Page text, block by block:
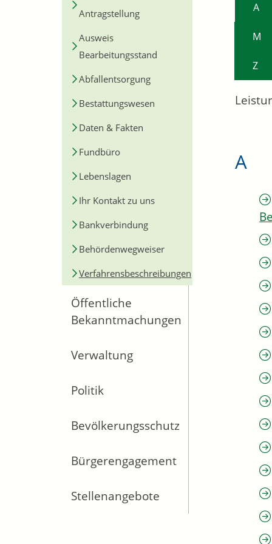
Antragstellung
Ausweis
Bearbeitungsstand
Abfallentsorgung
Bestattungswesen
Daten & Fakten
Fundbüro
Lebenslagen
Ihr Kontakt zu uns
Bankverbindung
Behördenwegweiser
Verfahrensbeschreibungen
Öffentliche
Bekanntmachungen
Verwaltung
Politik
Bevölkerungsschutz
Bürgerengagement
Stellenangebote
A
M
Z
A